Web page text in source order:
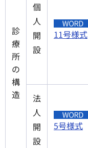
診
療
所
の
構
造
個
人
開
設
11号様式
法
人
開
設
5号様式